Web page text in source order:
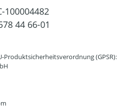
100004482
44 66-01
Produktsicherheitsverordnung (GPSR):